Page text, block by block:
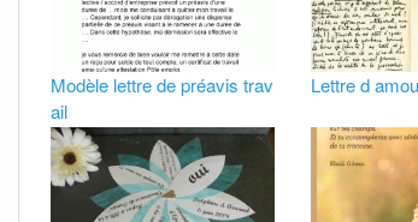
Modèle lettre de préavis trav
ail
Lettre d